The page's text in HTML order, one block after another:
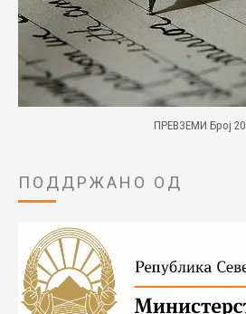
ПРЕВЗЕМИ Број 20
ПОДДРЖАНО ОД